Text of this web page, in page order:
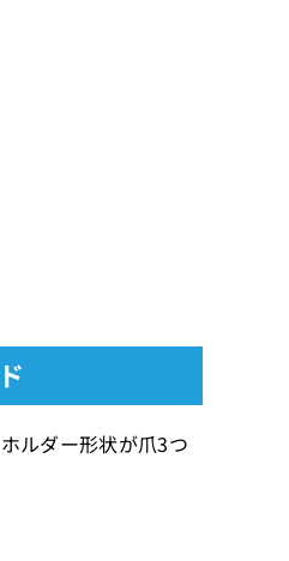
ルダー形状が爪3つ